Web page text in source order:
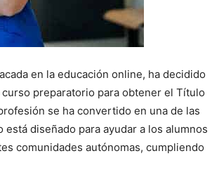
en la educación online, ha decidido
preparatorio para obtener el Título
se ha convertido en una de las
diseñado para ayudar a los alumnos
comunidades autónomas, cumpliendo